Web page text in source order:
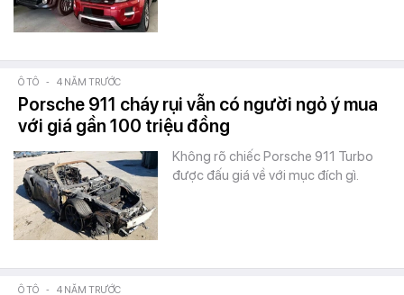
Ô TÔ - 4 NĂM TRƯỚC
Porsche 911 cháy rụi vẫn có người ngỏ ý mua
với giá gần 100 triệu đồng
Không rõ chiếc Porsche 911 Turbo
được đấu giá về với mục đích gì.
Ô TÔ - 4 NĂM TRƯỚC